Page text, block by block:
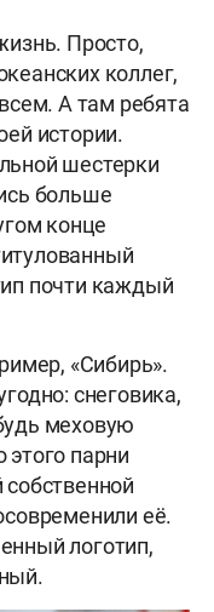
Просто,
коллег,
А там ребята
истории.
шестерки
больше
конце
почти каждый
«Сибирь».
снеговика,
меховую
парни
её.
логотип,